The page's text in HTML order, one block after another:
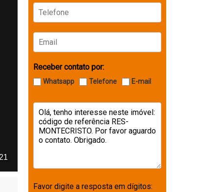
Receber contato por:
Whatsapp Telefone E-mail
Favor digite a resposta em dígitos: